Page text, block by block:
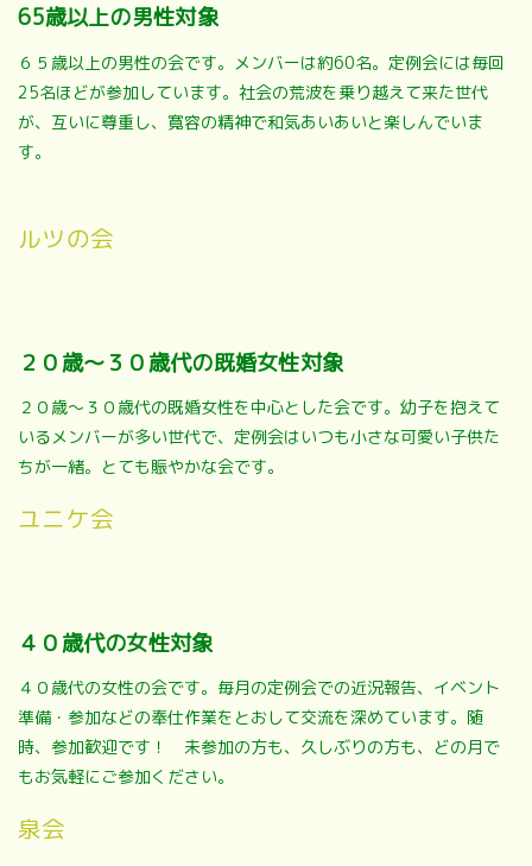
65歳以上の男性対象
６５歳以上の男性の会です。メンバーは約60名。定例会には毎回
25名ほどが参加しています。社会の荒波を乗り越えて来た世代
が、互いに尊重し、寛容の精神で和気あいあいと楽しんでいま
す。
ルツの会
２０歳～３０歳代の既婚女性対象
２０歳～３０歳代の既婚女性を中心とした会です。幼子を抱えて
いるメンバーが多い世代で、定例会はいつも小さな可愛い子供た
ちが一緒。とても賑やかな会です。
ユニケ会
４０歳代の女性対象
４０歳代の女性の会です。毎月の定例会での近況報告、イベント
準備・参加などの奉仕作業をとおして交流を深めています。随
時、参加歓迎です！ 未参加の方も、久しぶりの方も、どの月で
もお気軽にご参加ください。
泉会